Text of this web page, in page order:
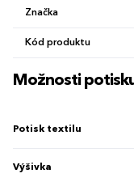
Značka
Kód produktu
Možnosti
Potisk textilu
Výšivka